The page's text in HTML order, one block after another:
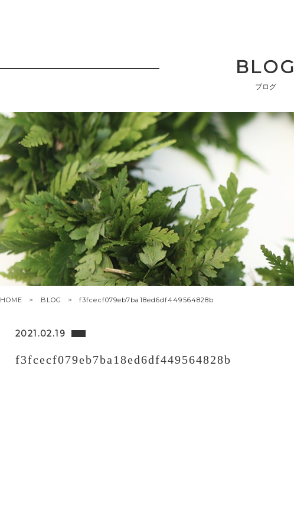
BLOG
ブログ
HOME BLOG f3fcecf079eb7ba18ed6df449564828b
2021.02.19
f3fcecf079eb7ba18ed6df449564828b